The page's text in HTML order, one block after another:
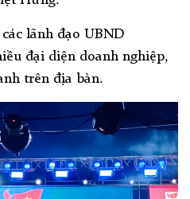
lãnh đạo UBND
đại diện doanh nghiệp,
trên địa bàn.